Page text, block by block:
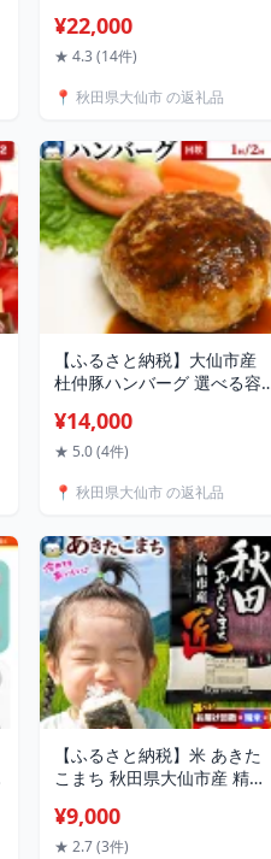
¥22,000
★ 4.3 (14件)
📍 秋田県大仙市 の返礼品
【ふるさと納税】大仙市産
杜仲豚ハンバーグ 選べる容
／30個］×［1〜2回 定期便］
【長沼商店】
¥14,000
★ 5.0 (4件)
📍 秋田県大仙市 の返礼品
【ふるさと納税】米 あきた
こまち 秋田県大仙市産 精米
／R8年産 新米予約×白米・無
洗米×容量×お届け回数】 [新
¥9,000
★ 2.7 (3件)